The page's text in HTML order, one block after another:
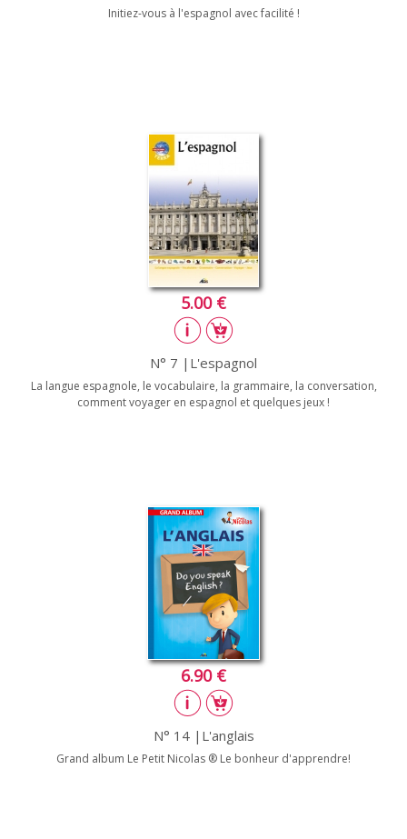
Initiez-vous à l'espagnol avec facilité !
5.00 €
N° 7 |L'espagnol
La langue espagnole, le vocabulaire, la grammaire, la conversation,
comment voyager en espagnol et quelques jeux !
6.90 €
N° 14 |L'anglais
Grand album Le Petit Nicolas ® Le bonheur d'apprendre!